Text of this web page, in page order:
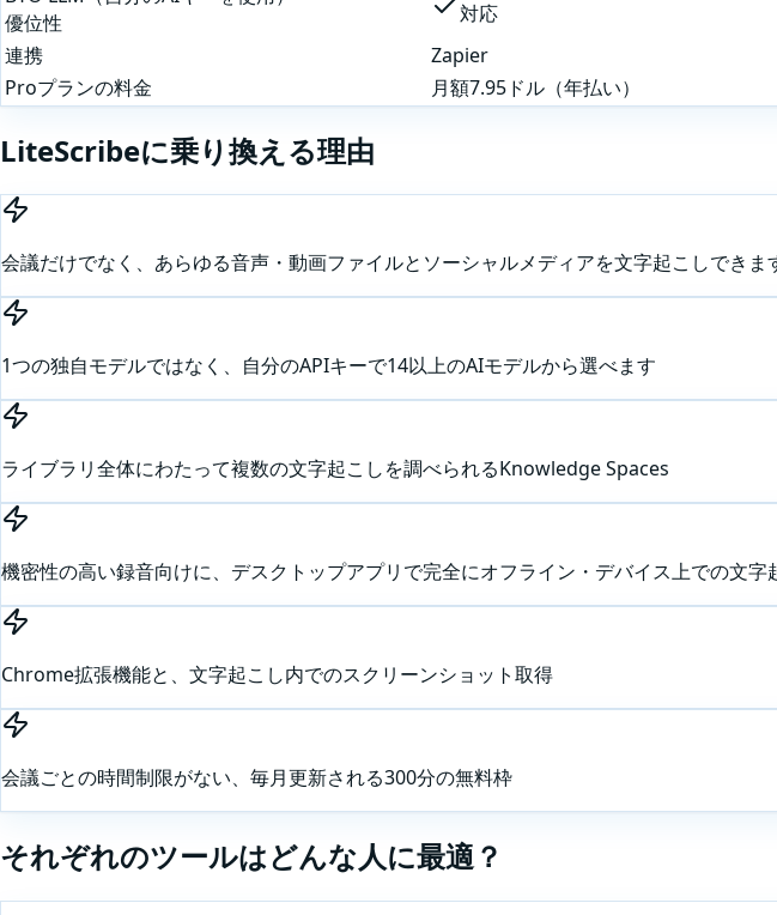
優位性
対応
連携
Zapier
Proプランの料金
月額7.95ドル（年払い）
LiteScribeに乗り換える理由
会議だけでなく、あらゆる音声・動画ファイルとソーシャルメディアを文字起こしできま
1つの独自モデルではなく、自分のAPIキーで14以上のAIモデルから選べます
ライブラリ全体にわたって複数の文字起こしを調べられるKnowledge Spaces
機密性の高い録音向けに、デスクトップアプリで完全にオフライン・デバイス上での文字
Chrome拡張機能と、文字起こし内でのスクリーンショット取得
会議ごとの時間制限がない、毎月更新される300分の無料枠
それぞれのツールはどんな人に最適？